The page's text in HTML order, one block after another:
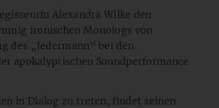
Alexandra Wilke den
ironischen Monologs von
des „Jedermann“ bei den
apokalyptischen Soundperformance
in Dialog zu treten, findet seinen